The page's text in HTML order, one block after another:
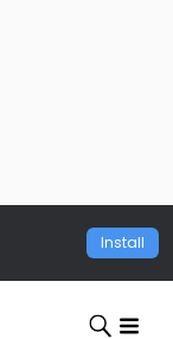
Install